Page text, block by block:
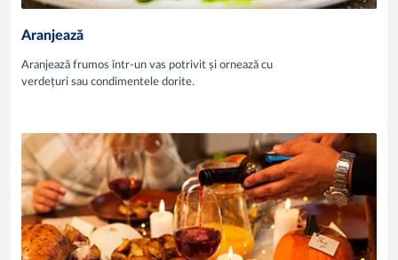
Aranjează
Aranjează frumos într-un vas potrivit și ornează cu
verdețuri sau condimentele dorite.